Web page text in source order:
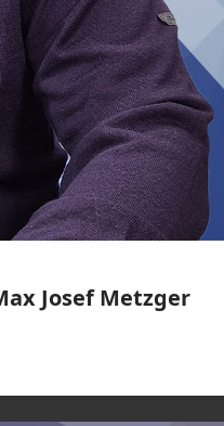
Josef Metzger